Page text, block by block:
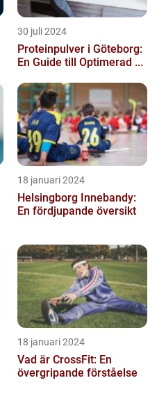
30 juli 2024
Proteinpulver i Göteborg:
En Guide till Optimerad ...
18 januari 2024
Helsingborg Innebandy:
En fördjupande översikt
18 januari 2024
Vad är CrossFit: En
övergripande förståelse